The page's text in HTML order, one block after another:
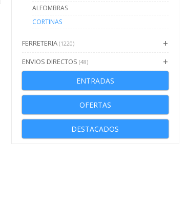
ALFOMBRAS
CORTINAS
FERRETERIA (1220)
ENVIOS DIRECTOS (48)
ENTRADAS
OFERTAS
DESTACADOS